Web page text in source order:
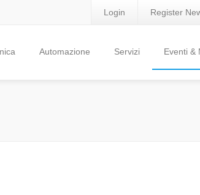
Login Register
Automazione Servizi Eventi &